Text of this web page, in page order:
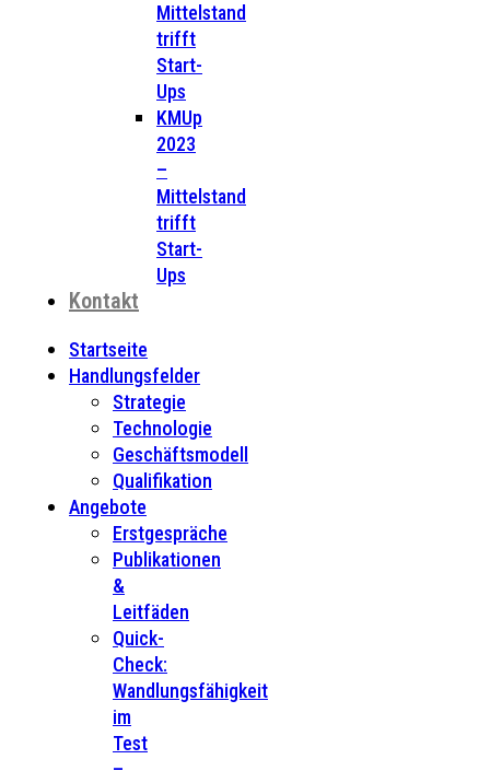
Mittelstand
trifft
Start-
Ups
KMUp
2023
–
Mittelstand
trifft
Start-
Ups
Kontakt
Startseite
Handlungsfelder
Strategie
Technologie
Geschäftsmodell
Qualifikation
Angebote
Erstgespräche
Publikationen
&
Leitfäden
Quick-
Check:
Wandlungsfähigkeit
im
Test